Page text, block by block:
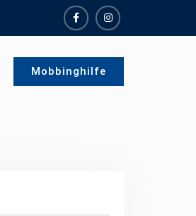
facebookinstagram
Mobbinghilfe